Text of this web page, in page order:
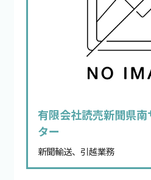
有限会社読売新聞県
ター
新聞輸送、引越業務